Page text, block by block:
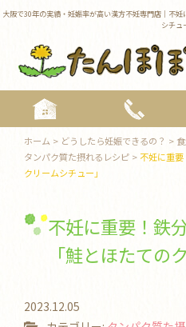
大阪で30年の実績・妊娠率が高い漢方不妊専門店｜不
シチュ
ホーム > どうしたら妊娠できるの？ >
タンパク質た摂れるレシピ > 不妊に重
クリームシチュー」
不妊に重要！鉄
「鮭とほたての
2023.12.05